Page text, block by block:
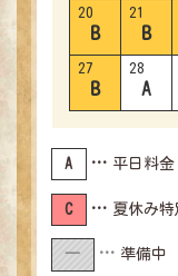
20
B
21
B
27
B
28
A
A 平日料金
C 夏休み特
― 準備中